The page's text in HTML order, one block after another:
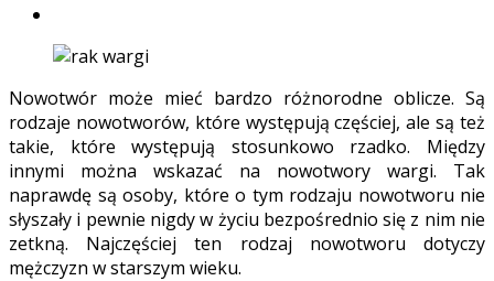
Nowotwór może mieć bardzo różnorodne oblicze. Są
rodzaje nowotworów, które występują częściej, ale są też
takie, które występują stosunkowo rzadko. Między
innymi można wskazać na nowotwory wargi. Tak
naprawdę są osoby, które o tym rodzaju nowotworu nie
słyszały i pewnie nigdy w życiu bezpośrednio się z nim nie
zetkną. Najczęściej ten rodzaj nowotworu dotyczy
mężczyzn w starszym wieku.